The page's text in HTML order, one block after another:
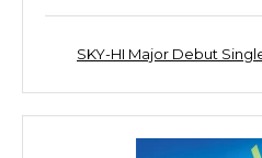
SKY-HI Major Debut Single